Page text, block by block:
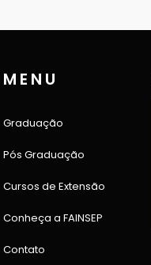
MENU
Graduação
Pós Graduação
Cursos de Extensão
Conheça a FAINSEP
Contato